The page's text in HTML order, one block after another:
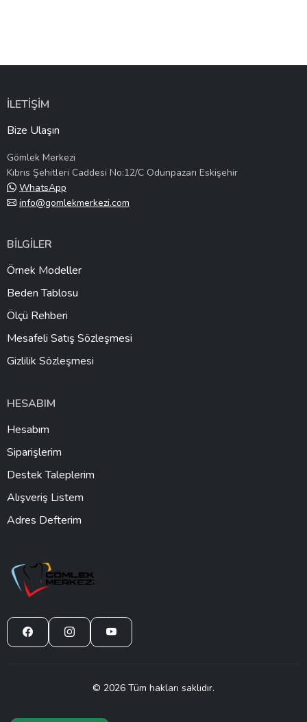
İLETİŞİM
Bize Ulaşın
Gömlek Merkezi
Kıbrıs Şehitleri Caddesi No:12/C Odunpazarı Eskişehir
WhatsApp
info@gomlekmerkezi.com
BİLGİLER
Örnek Modeller
Beden Tablosu
Ölçü Rehberi
Mesafeli Satış Sözleşmesi
Gizlilik Sözleşmesi
HESABIM
Hesabım
Siparişlerim
Destek Taleplerim
Alışveriş Listem
Adres Defterim
© 2026 Tüm hakları saklıdır.